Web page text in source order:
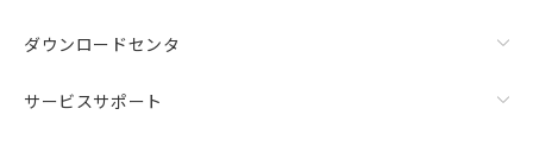
ダウンロードセンタ
サービスサポート